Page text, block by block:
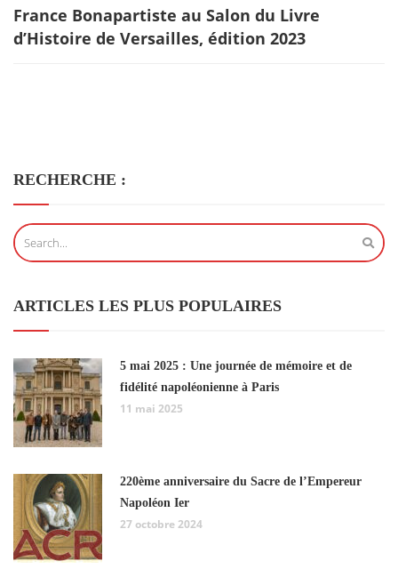
France Bonapartiste au Salon du Livre
d’Histoire de Versailles, édition 2023
RECHERCHE :
ARTICLES LES PLUS POPULAIRES
5 mai 2025 : Une journée de mémoire et de
fidélité napoléonienne à Paris
11 mai 2025
220ème anniversaire du Sacre de l’Empereur
Napoléon Ier
27 octobre 2024